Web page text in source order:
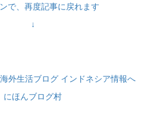
で、再度記事に戻れます
↓
にほんブログ村